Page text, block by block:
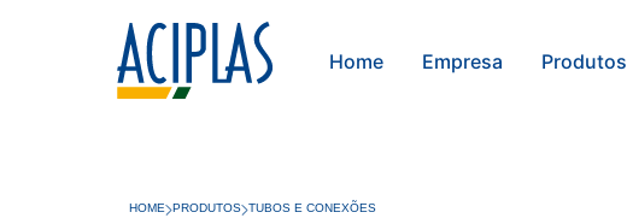
Home Empresa Produtos
HOME PRODUTOS TUBOS E CONEXÕES